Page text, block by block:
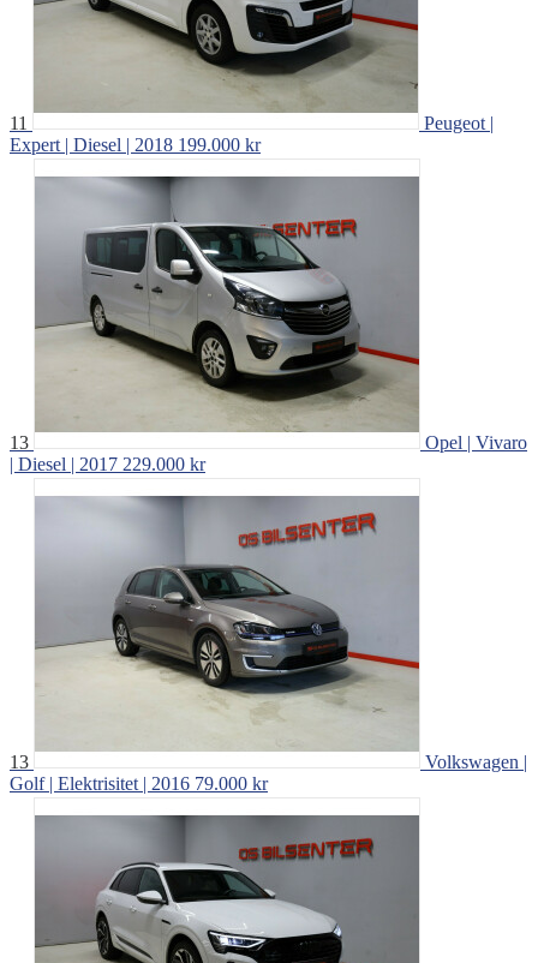
11
Peugeot |
Expert | Diesel | 2018 199.000 kr
13
Opel | Vivaro
| Diesel | 2017 229.000 kr
13
Volkswagen |
Golf | Elektrisitet | 2016 79.000 kr